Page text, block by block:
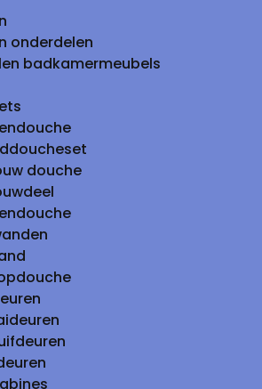
onderdelen
badkamermeubels
douche